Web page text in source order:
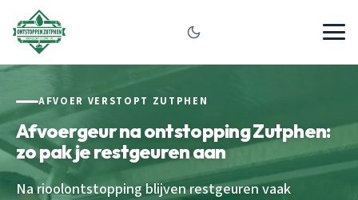
AFVOER VERSTOPT ZUTPHEN
Afvoergeur na ontstopping Zutphen:
zo pak je restgeuren aan
Na rioolontstopping blijven restgeuren vaak